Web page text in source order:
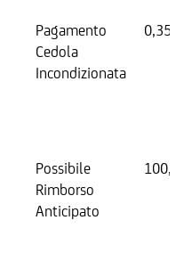
Pagamento
Cedola
Incondizionata
0,35
Possibile
Rimborso
Anticipato